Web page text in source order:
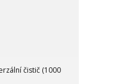
čistič (1000